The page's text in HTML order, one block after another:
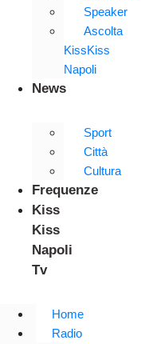
Speaker
Ascolta
KissKiss
Napoli
News
Sport
Città
Cultura
Frequenze
Kiss
Kiss
Napoli
Tv
Home
Radio